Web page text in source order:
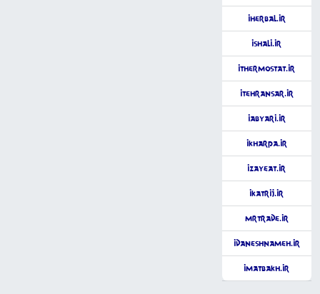
iHerbal.ir
iShali.ir
iThermostat.ir
iTehransar.ir
iAbyari.ir
iKharpa.ir
iZayeat.ir
iKatrij.ir
MrTrade.ir
iDaneshnameh.ir
iMatbakh.ir